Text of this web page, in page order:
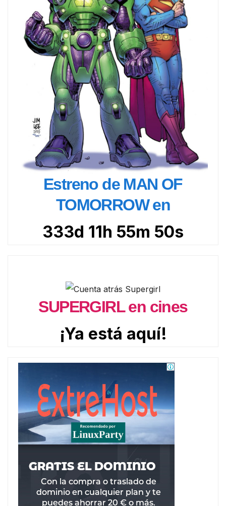
Estreno de MAN OF
TOMORROW en
333d 11h 55m 48s
SUPERGIRL en cines
¡Ya está aquí!